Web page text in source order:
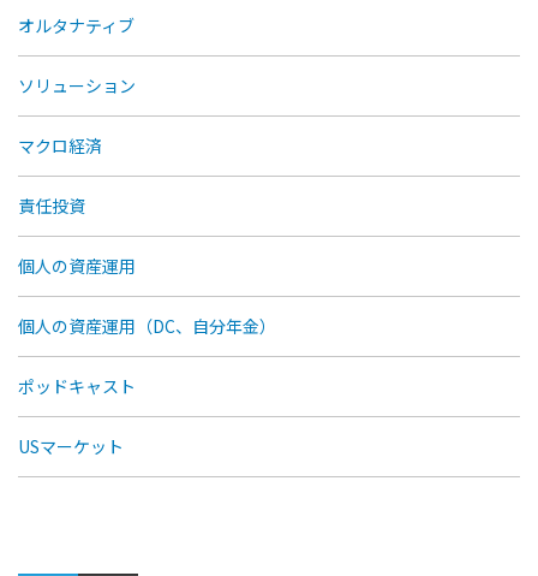
オルタナティブ
ソリューション
マクロ経済
責任投資
個人の資産運用
個人の資産運用（DC、自分年金）
ポッドキャスト
USマーケット